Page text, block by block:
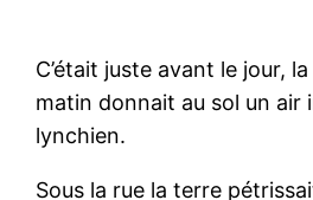
C’était juste avant le jour,
matin donnait au sol un air
lynchien.
Sous la rue la terre